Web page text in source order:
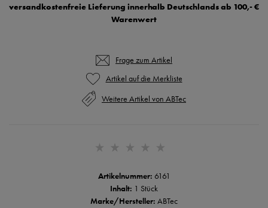
Artikelnummer: 6161
Inhalt: 1 Stück
Marke/Hersteller: ABTec
versandkostenfreie Lieferung innerhalb Deutschlands ab 100,- €
Warenwert
Frage zum Artikel
Weitere Artikel von ABTec